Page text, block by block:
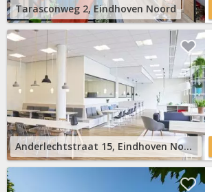
Tarasconweg 2, Eindhoven Noord
Anderlechtstraat 15, Eindhoven Noord